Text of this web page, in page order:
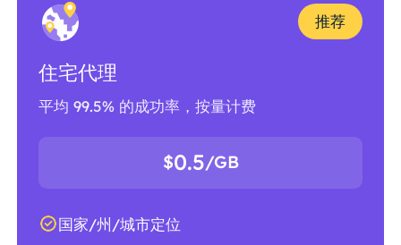
推荐
住宅代理
平均 99.5% 的成功率，按量计费
$0.5/GB
国家/州/城市定位